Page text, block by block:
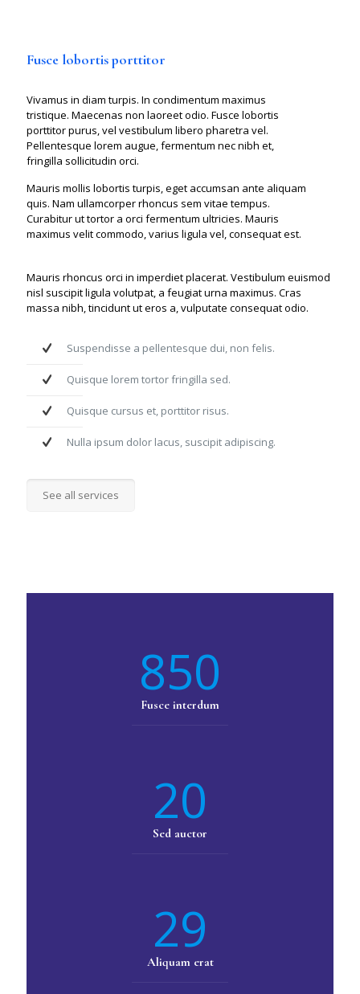
Fusce lobortis porttitor
Vivamus in diam turpis. In condimentum maximus
tristique. Maecenas non laoreet odio. Fusce lobortis
porttitor purus, vel vestibulum libero pharetra vel.
Pellentesque lorem augue, fermentum nec nibh et,
fringilla sollicitudin orci.
Mauris mollis lobortis turpis, eget accumsan ante aliquam
quis. Nam ullamcorper rhoncus sem vitae tempus.
Curabitur ut tortor a orci fermentum ultricies. Mauris
maximus velit commodo, varius ligula vel, consequat est.
Mauris rhoncus orci in imperdiet placerat. Vestibulum euismod
nisl suscipit ligula volutpat, a feugiat urna maximus. Cras
massa nibh, tincidunt ut eros a, vulputate consequat odio.
Suspendisse a pellentesque dui, non felis.
Quisque lorem tortor fringilla sed.
Quisque cursus et, porttitor risus.
Nulla ipsum dolor lacus, suscipit adipiscing.
See all services
850
Fusce interdum
20
Sed auctor
29
Aliquam erat